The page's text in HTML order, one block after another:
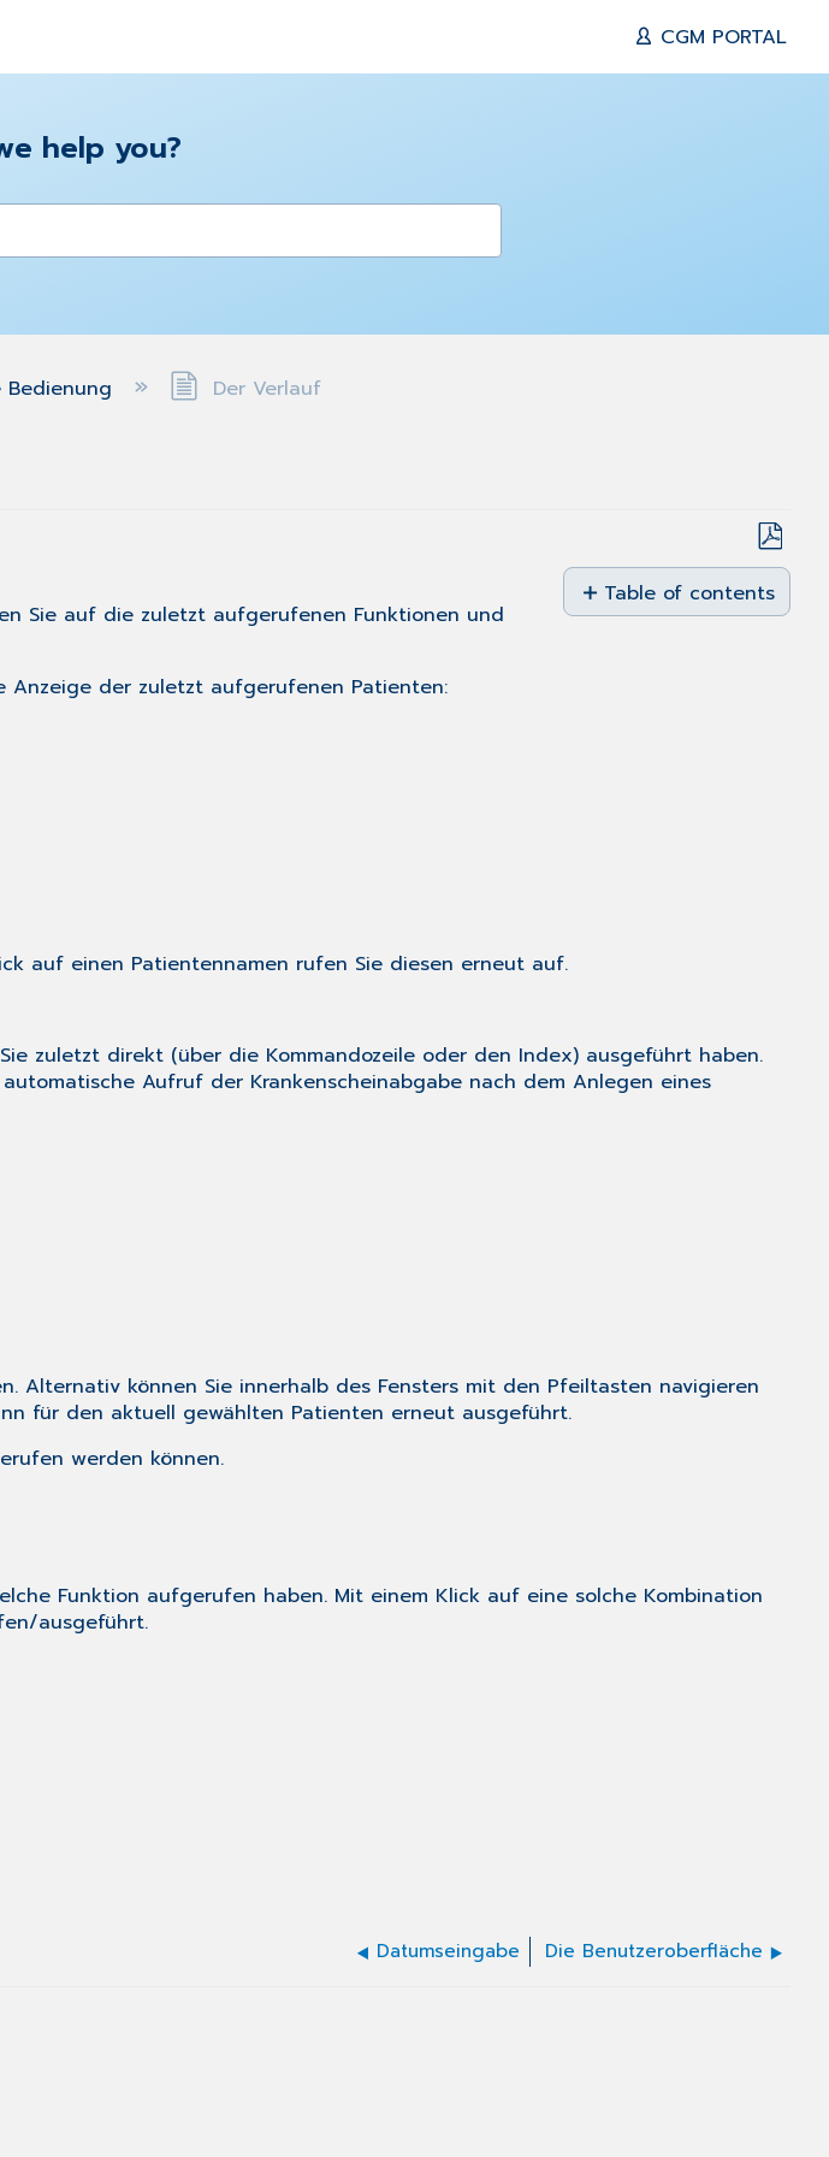
CGM PORTAL
help you?
Der Verlauf
Save
as
PDF
Table of contents
No
Sie auf die zuletzt aufgerufenen Funktionen und
Anzeige der zuletzt aufgerufenen Patienten:
auf einen Patientennamen rufen Sie diesen erneut auf.
zuletzt direkt (über die Kommandozeile oder den Index) ausgeführt haben.
Aufruf der Krankenscheinabgabe nach dem Anlegen eines
Alternativ können Sie innerhalb des Fensters mit den Pfeiltasten navigieren
für den aktuell gewählten Patienten erneut ausgeführt.
werden können.
Funktion aufgerufen haben. Mit einem Klick auf eine solche Kombination
ausgeführt.
Datumseingabe Die Benutzeroberfläche